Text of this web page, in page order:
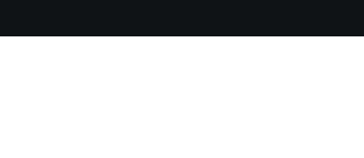
Kasteel Valkenburg
Contact